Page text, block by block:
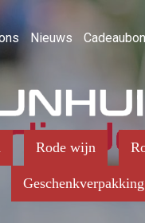
Nieuws Cadeaubon
Rode wijn
Geschenkverpakking